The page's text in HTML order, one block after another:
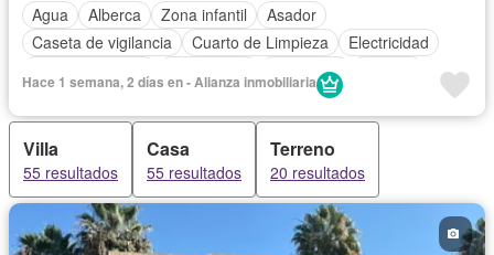
Agua
Alberca Zona infantil
Asador
Caseta de vigilancia
Cuarto de Limpieza
Electricidad
Seguridad
Hace 1 semana, 2 días en - Alianza inmobiliaria
Villa
55 resultados
Casa
55 resultados
Terreno
20 resultados